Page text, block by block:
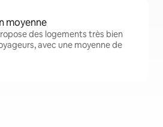
moyenne
des logements très bien
avec une moyenne de